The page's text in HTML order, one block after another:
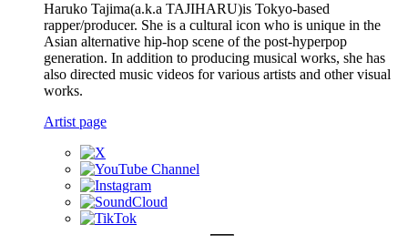
Haruko Tajima(a.k.a TAJIHARU)is Tokyo-based
rapper/producer. She is a cultural icon who is unique in the
Asian alternative hip-hop scene of the post-hyperpop
generation. In addition to producing musical works, she has
also directed music videos for various artists and other visual
works.
Artist page